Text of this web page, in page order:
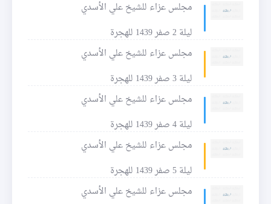
مجلس عزاء للشيخ علي الأسدي
ليلة 2 صفر 1439 للهجرة
مجلس عزاء للشيخ علي الأسدي
ليلة 3 صفر 1439 للهجرة
مجلس عزاء للشيخ علي الأسدي
ليلة 4 صفر 1439 للهجرة
مجلس عزاء للشيخ علي الأسدي
ليلة 5 صفر 1439 للهجرة
مجلس عزاء للشيخ علي الأسدي